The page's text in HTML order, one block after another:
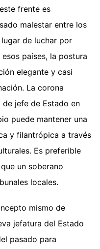
frente es
malestar entre los
de luchar por
países, la postura
elegante y casi
La corona
jefe de Estado en
puede mantener una
y filantrópica a través
Es preferible
un soberano
locales.
mismo de
jefatura del Estado
pasado para